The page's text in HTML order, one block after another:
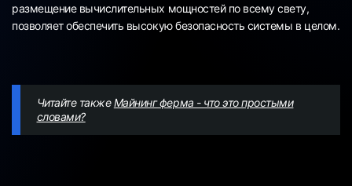
размещение вычислительных мощностей по всему свету,
позволяет обеспечить высокую безопасность системы в целом.
Читайте такжеМайнинг ферма - что это простыми
словами?